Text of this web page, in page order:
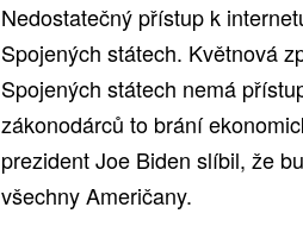
Nedostatečný přístup k
Spojených státech. Květnová
Spojených státech nemá
zákonodárců to brání
prezident Joe Biden slíbil, že
všechny Američany.